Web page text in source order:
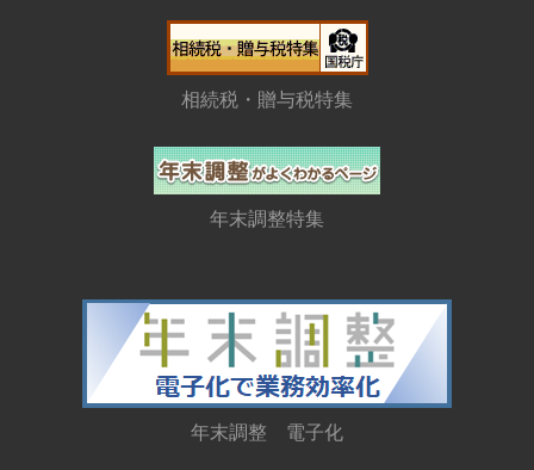
相続税・贈与税特集
年末調整特集
年末調整 電子化